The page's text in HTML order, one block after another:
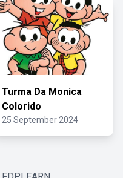
Turma Da Monica
Colorido
25 September 2024